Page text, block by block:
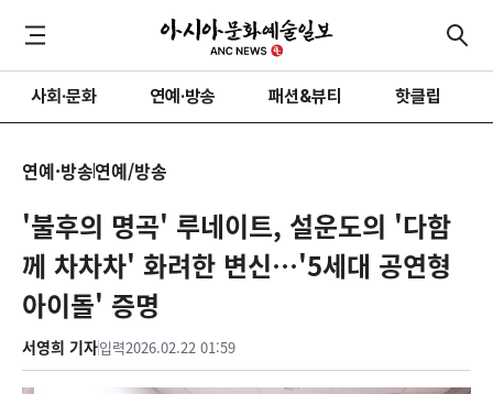
사회·문화 연예·방송 패션&뷰티 핫클립
연예·방송연예/방송
'불후의 명곡' 루네이트, 설운도의 '다함
께 차차차' 화려한 변신…'5세대 공연형
아이돌' 증명
서영희 기자입력2026.02.22 01:59